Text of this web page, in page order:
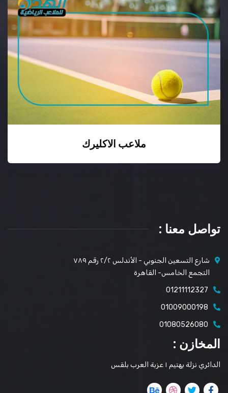
ملاعب الاكليرك
تواصل معنا :
شارع التسعين الجنوبي - الأندلس ٢/٢ رقم ٧٨٩
التجمع الخامس- القاهرة
01211112327
01009000198
01080526080
المخازن :
الدائري نزلة بهتيم ١ عزبة العرب بلقس